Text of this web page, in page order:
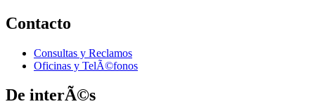
Contacto
Consultas y Reclamos
Oficinas y TelÃ©fonos
De interÃ©s